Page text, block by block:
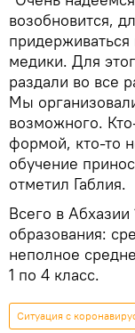
возобновится,
медики. Для
раздали во все
Мы
возможного.
формой, кто-то
обучение
отметил Габлия.
Всего в
образования:
неполное
1 по 4 класс.
Ситуация с